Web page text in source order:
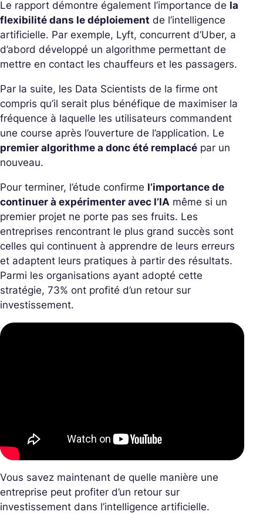
Le rapport démontre également l’importance de la
flexibilité dans le déploiement de l’intelligence
artificielle. Par exemple, Lyft, concurrent d’Uber, a
d’abord développé un algorithme permettant de
mettre en contact les chauffeurs et les passagers.
Par la suite, les Data Scientists de la firme ont
compris qu’il serait plus bénéfique de maximiser la
fréquence à laquelle les utilisateurs commandent
une course après l’ouverture de l’application. Le
premier algorithme a donc été remplacé par un
nouveau.
Pour terminer, l’étude confirme l’importance de
continuer à expérimenter avec l’IA même si un
premier projet ne porte pas ses fruits. Les
entreprises rencontrant le plus grand succès sont
celles qui continuent à apprendre de leurs erreurs
et adaptent leurs pratiques à partir des résultats.
Parmi les organisations ayant adopté cette
stratégie, 73% ont profité d’un retour sur
investissement.
Vous savez maintenant de quelle manière une
entreprise peut profiter d’un retour sur
investissement dans l’intelligence artificielle.